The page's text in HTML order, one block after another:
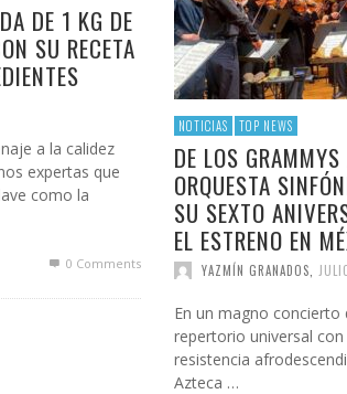
DE 1 KG DE
SU RECETA
a la calidez
expertas que
como la
0 Comments
NOTICIAS TOP NEWS
DE LOS
ORQUESTA
SU SEXTO
EL ESTRENO EN
YAZMÍN GRANADOS
En un magno
repertorio universal
resistencia
Azteca …